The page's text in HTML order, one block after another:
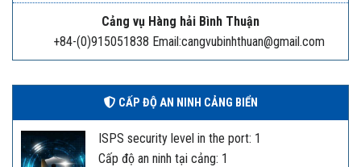
Cảng vụ Hàng hải Bình Thuận
+84-(0)915051838 Email:cangvubinhthuan@gmail.com
CẤP ĐỘ AN NINH CẢNG BIỂN
ISPS security level in the port: 1
Cấp độ an ninh tại cảng: 1